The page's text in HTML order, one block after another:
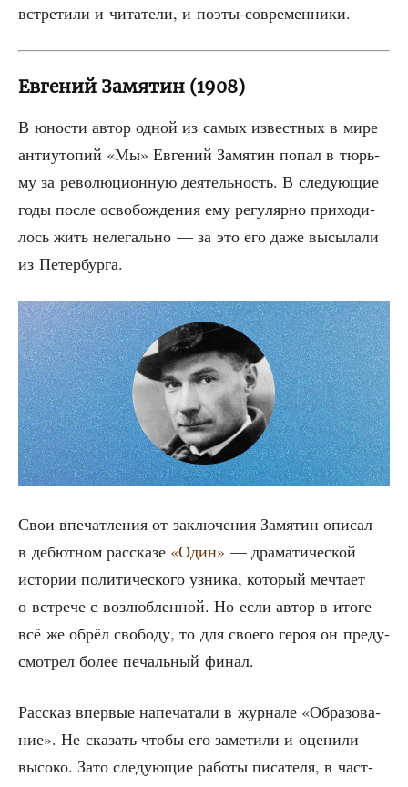
встре­ти­ли и чита­те­ли, и поэты-современники.
Евгений Замятин (1908)
В юно­сти автор одной из самых извест­ных в мире
анти­уто­пий «Мы» Евге­ний Замя­тин попал в тюрь­
му за рево­лю­ци­он­ную дея­тель­ность. В сле­ду­ю­щие
годы после осво­бож­де­ния ему регу­ляр­но при­хо­ди­
лось жить неле­галь­но — за это его даже высы­ла­ли
из Петербурга.
Свои впе­чат­ле­ния от заклю­че­ния Замя­тин опи­сал
в дебют­ном рас­ска­зе «Один» — дра­ма­ти­че­ской
исто­рии поли­ти­че­ско­го узни­ка, кото­рый меч­та­ет
о встре­че с воз­люб­лен­ной. Но если автор в ито­ге
всё же обрёл сво­бо­ду, то для сво­е­го героя он преду­
смот­рел более печаль­ный финал.
Рас­сказ впер­вые напе­ча­та­ли в жур­на­ле «Обра­зо­ва­
ние». Не ска­зать что­бы его заме­ти­ли и оце­ни­ли
высо­ко. Зато сле­ду­ю­щие рабо­ты писа­те­ля, в част­